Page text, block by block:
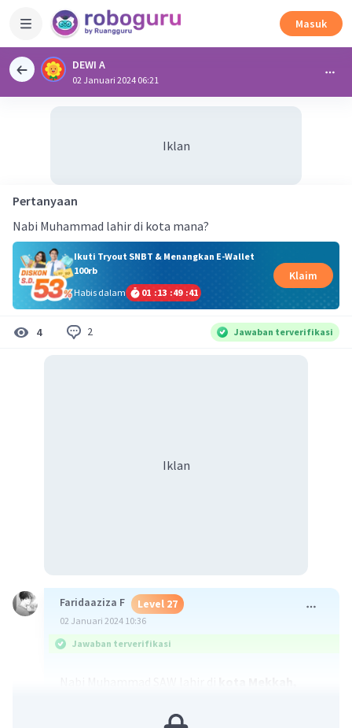
Masuk
DEWI A
02 Januari 2024 06:21
Iklan
Pertanyaan
Nabi Muhammad lahir di kota mana?
Ikuti Tryout SNBT & Menangkan E-Wallet
100rb
Habis dalam
01 :13 :49 :40
Klaim
4 2 Jawaban terverifikasi
Iklan
Faridaaziza F Level 27
02 Januari 2024 10:36
Jawaban terverifikasi
Dan meninggal pada tanggal 8 Juni 632 M,